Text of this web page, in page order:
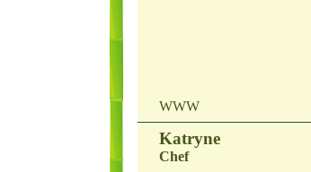
WWW
Katryne
Chef